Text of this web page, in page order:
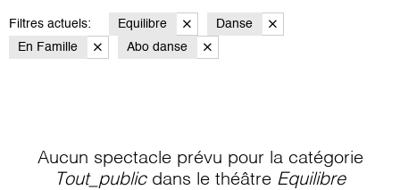
Filtres actuels: Equilibre
Danse
En Famille
Abo danse
Aucun spectacle prévu pour la catégorie
Tout_publicdans le théâtre Equilibre